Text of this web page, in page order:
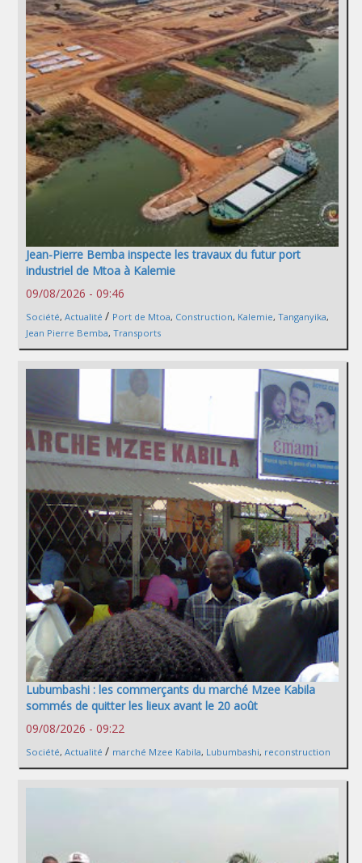
Jean-Pierre Bemba inspecte les travaux du futur port
industriel de Mtoa à Kalemie
09/08/2026 - 09:46
Société, Actualité / Port de Mtoa, Construction, Kalemie, Tanganyika,
Jean Pierre Bemba, Transports
Lubumbashi : les commerçants du marché Mzee Kabila
sommés de quitter les lieux avant le 20 août
09/08/2026 - 09:22
Société, Actualité / marché Mzee Kabila, Lubumbashi, reconstruction